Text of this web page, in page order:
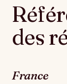
des
France